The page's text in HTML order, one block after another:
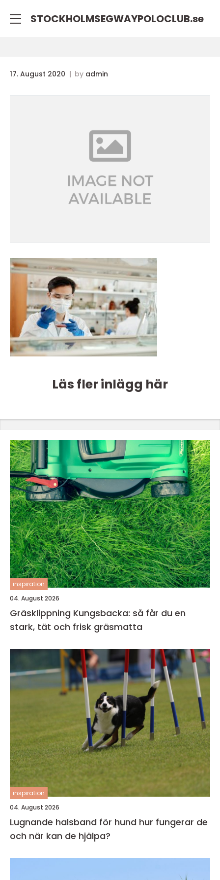
STOCKHOLMSEGWAYPOLOCLUB.se
17. August 2020 by admin
Läs fler inlägg här
inspiration
04. August 2026
Gräsklippning Kungsbacka: så får du en
stark, tät och frisk gräsmatta
inspiration
04. August 2026
Lugnande halsband för hund hur fungerar de
och när kan de hjälpa?